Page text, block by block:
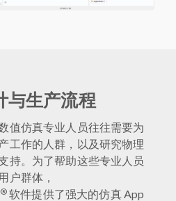
与生产流程
值仿真专业人员往往需要为
工作的人群，以及研究物理
持。为了帮助这些专业人员
户群体，
® 软件提供了强大的仿真 App